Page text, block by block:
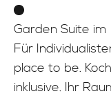
Garden Suite
Für
place to be.
inklusive. Ihr